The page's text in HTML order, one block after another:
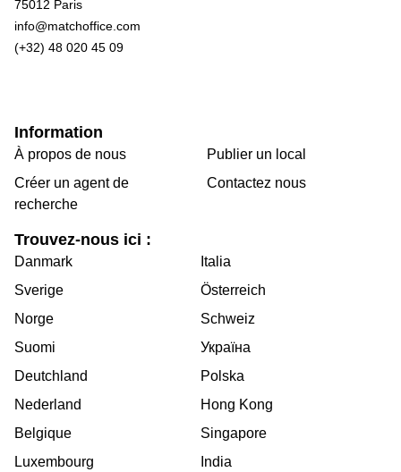
75012 Paris
info@matchoffice.com
(+32) 48 020 45 09
Information
À propos de nous
Créer un agent de
recherche
Publier un local
Contactez nous
Trouvez-nous ici :
Danmark
Sverige
Norge
Suomi
Deutchland
Nederland
Belgique
Luxembourg
Italia
Österreich
Schweiz
Україна
Polska
Hong Kong
Singapore
India